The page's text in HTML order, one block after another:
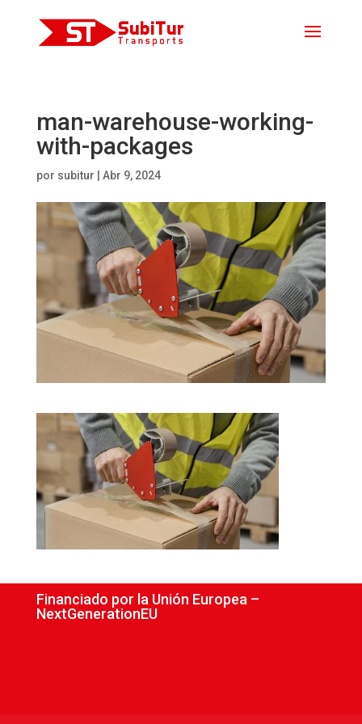
man-warehouse-working-
with-packages
por subitur Abr 9, 2024
Financiado por la Unión Europea –
NextGenerationEU